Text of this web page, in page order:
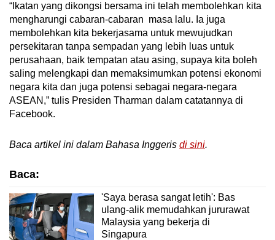
“Ikatan yang dikongsi bersama ini telah membolehkan kita
mengharungi cabaran-cabaran masa lalu. Ia juga
membolehkan kita bekerjasama untuk mewujudkan
persekitaran tanpa sempadan yang lebih luas untuk
perusahaan, baik tempatan atau asing, supaya kita boleh
saling melengkapi dan memaksimumkan potensi ekonomi
negara kita dan juga potensi sebagai negara-negara
ASEAN,” tulis Presiden Tharman dalam catatannya di
Facebook.
Baca artikel ini dalam Bahasa Inggeris di sini.
Baca:
'Saya berasa sangat letih': Bas
ulang-alik memudahkan jururawat
Malaysia yang bekerja di
Singapura